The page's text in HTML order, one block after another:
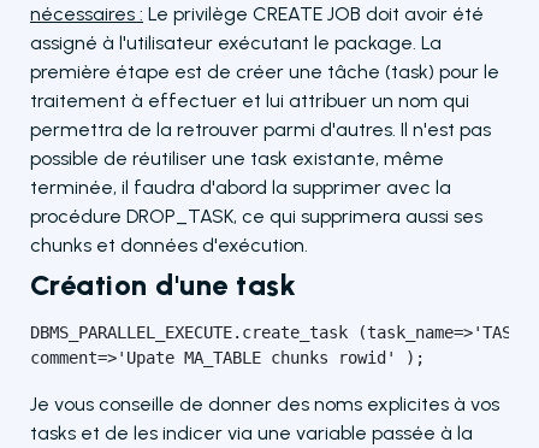
nécessaires : Le privilège CREATE JOB doit avoir été
assigné à l'utilisateur exécutant le package. La
première étape est de créer une tâche (task) pour le
traitement à effectuer et lui attribuer un nom qui
permettra de la retrouver parmi d'autres. Il n'est pas
possible de réutiliser une task existante, même
terminée, il faudra d'abord la supprimer avec la
procédure DROP_TASK, ce qui supprimera aussi ses
chunks et données d'exécution.
Création d'une task
DBMS_PARALLEL_EXECUTE.create_task
comment=>'Upate MA_TABLE chunks rowid' );
Je vous conseille de donner des noms explicites à vos
tasks et de les indicer via une variable passée à la